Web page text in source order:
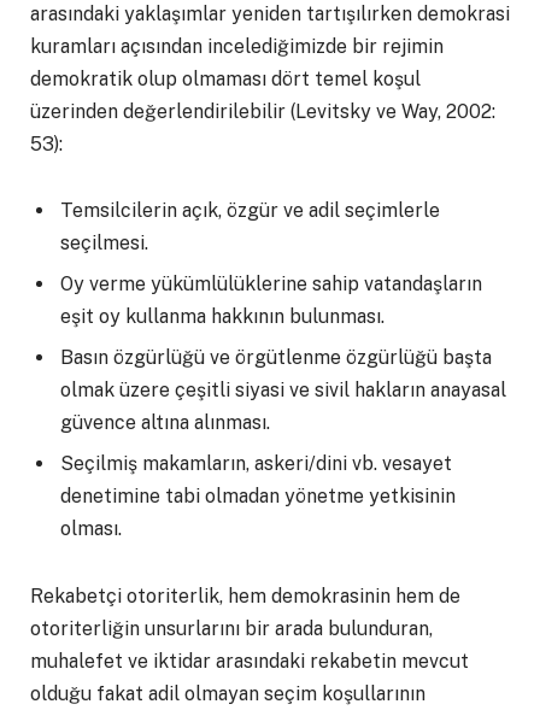
arasındaki yaklaşımlar yeniden tartışılırken demokrasi
kuramları açısından incelediğimizde bir rejimin
demokratik olup olmaması dört temel koşul
üzerinden değerlendirilebilir (Levitsky ve Way, 2002:
53):
Temsilcilerin açık, özgür ve adil seçimlerle
seçilmesi.
Oy verme yükümlülüklerine sahip vatandaşların
eşit oy kullanma hakkının bulunması.
Basın özgürlüğü ve örgütlenme özgürlüğü başta
olmak üzere çeşitli siyasi ve sivil hakların anayasal
güvence altına alınması.
Seçilmiş makamların, askeri/dini vb. vesayet
denetimine tabi olmadan yönetme yetkisinin
olması.
Rekabetçi otoriterlik, hem demokrasinin hem de
otoriterliğin unsurlarını bir arada bulunduran,
muhalefet ve iktidar arasındaki rekabetin mevcut
olduğu fakat adil olmayan seçim koşullarının